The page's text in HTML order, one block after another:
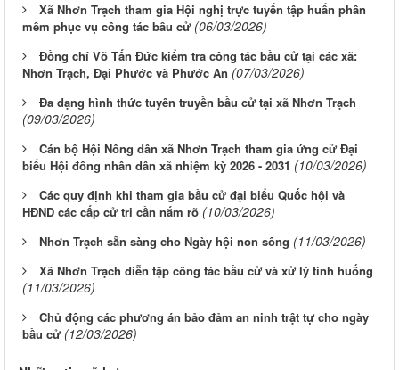
Xã Nhơn Trạch tham gia Hội nghị trực tuyến tập huấn phần
mềm phục vụ công tác bầu cử (06/03/2026)
Đồng chí Võ Tấn Đức kiểm tra công tác bầu cử tại các xã:
Nhơn Trạch, Đại Phước và Phước An (07/03/2026)
Đa dạng hình thức tuyên truyền bầu cử tại xã Nhơn Trạch
(09/03/2026)
Cán bộ Hội Nông dân xã Nhơn Trạch tham gia ứng cử Đại
biểu Hội đồng nhân dân xã nhiệm kỳ 2026 - 2031 (10/03/2026)
Các quy định khi tham gia bầu cử đại biểu Quốc hội và
HĐND các cấp cử tri cần nắm rõ (10/03/2026)
Nhơn Trạch sẵn sàng cho Ngày hội non sông (11/03/2026)
Xã Nhơn Trạch diễn tập công tác bầu cử và xử lý tình huống
(11/03/2026)
Chủ động các phương án bảo đảm an ninh trật tự cho ngày
bầu cử (12/03/2026)